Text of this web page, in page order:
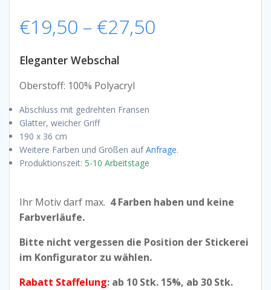
€19,50 – €27,50
Eleganter Webschal
Oberstoff: 100% Polyacryl
Abschluss mit gedrehten Fransen
Glatter, weicher Griff
190 x 36 cm
Weitere Farben und Größen aufAnfrage.
Produktionszeit: 5-10 Arbeitstage
Ihr Motiv darf max. 4 Farben haben und keine
Farbverläufe.
Bitte nicht vergessen die Position der Stickerei
im Konfigurator zu wählen.
Rabatt Staffelung: ab 10 Stk. 15%, ab 30 Stk.